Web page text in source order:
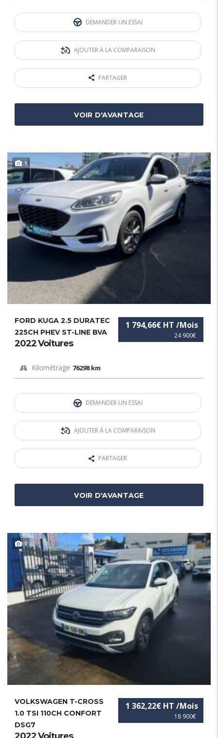
DEMANDER UN ESSAI
AJOUTER À LA COMPARAISON
PARTAGER
VOIR D'AVANTAGE
1
24 900€
1 794,66€ HT /Mois
FORD KUGA 2.5 DURATEC
225CH PHEV ST-LINE BVA
2022 Voitures
Kilométrage 76298 km
DEMANDER UN ESSAI
AJOUTER À LA COMPARAISON
PARTAGER
VOIR D'AVANTAGE
1
18 900€
1 362,22€ HT /Mois
VOLKSWAGEN T-CROSS
1.0 TSI 110CH CONFORT
DSG7